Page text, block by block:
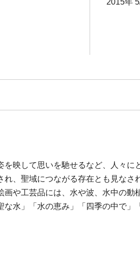
2015年
映して思いを馳せるなど、人々
、聖域につながる存在とも見な
や工芸品には、水や波、水中の
水」「水の恵み」「四季の中で